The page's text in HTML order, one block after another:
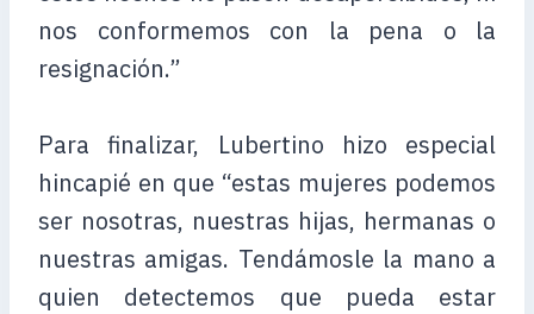
nos conformemos con la pena o la
resignación.”
Para finalizar, Lubertino hizo especial
hincapié en que “estas mujeres podemos
ser nosotras, nuestras hijas, hermanas o
nuestras amigas. Tendámosle la mano a
quien detectemos que pueda estar